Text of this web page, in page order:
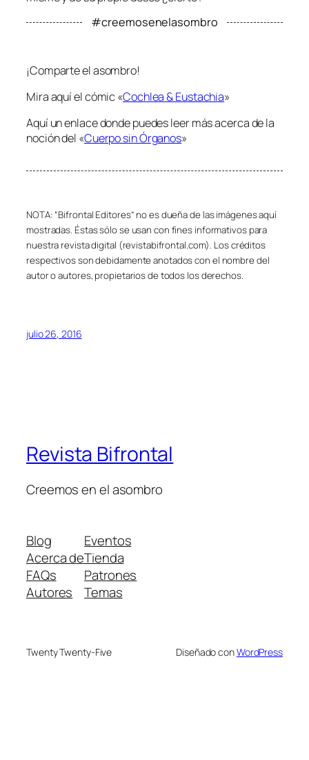
#creemosenelasombro
¡Comparte el asombro!
Mira aquí el cómic «Cochlea & Eustachia»
Aquí un enlace donde puedes leer más acerca de la
noción del «Cuerpo sin Órganos»
NOTA: “Bifrontal Editores” no es dueña de las imágenes aquí
mostradas. Éstas sólo se usan con fines informativos para
nuestra revista digital (revistabifrontal.com). Los créditos
respectivos son debidamente anotados con el nombre del
autor o autores, propietarios de todos los derechos.
julio 26, 2016
Revista Bifrontal
Creemos en el asombro
Blog
Acerca de
FAQs
Autores
Eventos
Tienda
Patrones
Temas
Twenty Twenty-Five Diseñado conWordPress